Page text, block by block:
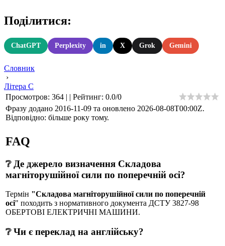
Поділитися:
ChatGPT Perplexity in X Grok Gemini
Словник
›
Літера С
Просмотров: 364 | | Рейтинг: 0.0/0
Фразу додано 2016-11-09 та оновлено 2026-08-08T00:00Z.
Відповідно: більше року тому.
FAQ
❔ Де джерело визначення Складова
магніторушійної сили по поперечній осі?
Термін "Складова магніторушійної сили по поперечній
осі" походить з нормативного документа ДСТУ 3827-98
ОБЕРТОВІ ЕЛЕКТРИЧНІ МАШИНИ.
❔ Чи є переклад на англійську?